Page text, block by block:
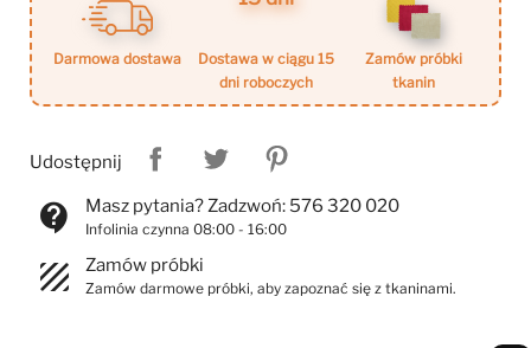
darmowa dostawa
dostawa w ciągu 15
dni roboczych
zamów próbki
tkanin
Udostępnij
contact_support Masz pytania? Zadzwoń: 576 320 020
Infolinia czynna 08:00 - 16:00
texture Zamów próbki
Zamów darmowe próbki, aby zapoznać się z tkaninami.